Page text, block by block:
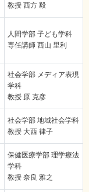
教授 西方 毅
人間学部 子ども学科
専任講師 西山 里利
社会学部 メディア表現
学科
教授 原 克彦
社会学部 地域社会学科
教授 大西 律子
保健医療学部 理学療法
学科
教授 奈良 雅之